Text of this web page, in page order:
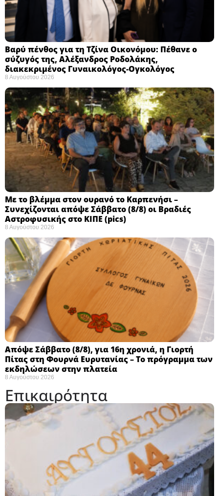
Βαρύ πένθος για τη Τζίνα Οικονόμου: Πέθανε ο
σύζυγός της, Αλέξανδρος Ροδολάκης,
διακεκριμένος Γυναικολόγος-Ογκολόγος
8 Αυγούστου 2026
Με το βλέμμα στον ουρανό το Καρπενήσι –
Συνεχίζονται απόψε Σάββατο (8/8) οι Βραδιές
Αστροφυσικής στο ΚΙΠΕ (pics)
8 Αυγούστου 2026
Απόψε Σάββατο (8/8), για 16η χρονιά, η Γιορτή
Πίτας στη Φουρνά Ευρυτανίας – Το πρόγραμμα των
εκδηλώσεων στην πλατεία
8 Αυγούστου 2026
Επικαιρότητα